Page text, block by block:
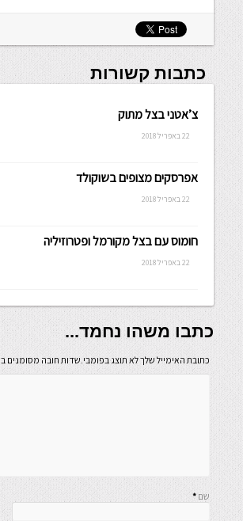
כתבות קשורות
צ’אטני בצל מתוק
22 באפריל 2018
אפרסקים מצופים בשוקולד
22 באפריל 2018
חומוס עם בצל מקורמל ופטרוזיליה
22 באפריל 2018
כתבו משהו נחמד...
כתובת האימייל שלך לא תוצג בפומבי.שדות חובה מסומנים ב
שם *